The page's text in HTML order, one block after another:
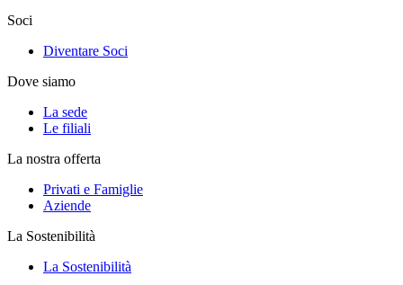
Soci
Diventare Soci
Dove siamo
La sede
Le filiali
La nostra offerta
Privati e Famiglie
Aziende
La Sostenibilità
La Sostenibilità